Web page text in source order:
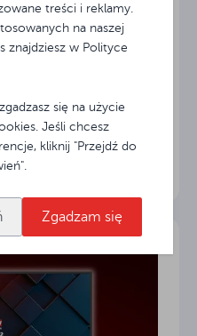
treści i reklamy.
na naszej
znajdziesz w Polityce
się na użycie
Jeśli chcesz
kliknij "Przejdź do
Zgadzam się
bez
Avtek TS
i biura wymagają
dynamiką pracy.